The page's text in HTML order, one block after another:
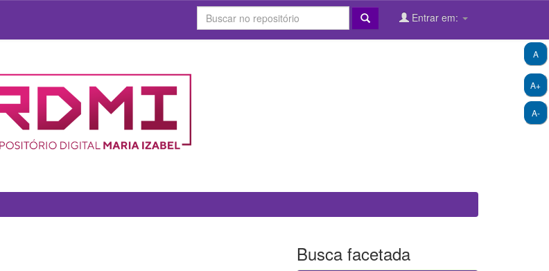
Entrar em:
A+
A-
A
Busca facetada